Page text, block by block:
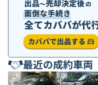
最近の成約車両
SOLD SOLD